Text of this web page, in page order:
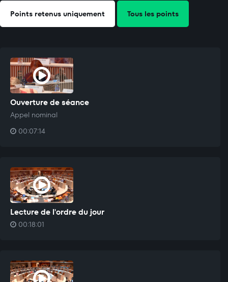
Points retenus uniquement Tous les points
Ouverture de séance
Appel nominal
00:07:14
Lecture de l'ordre du jour
00:18:01